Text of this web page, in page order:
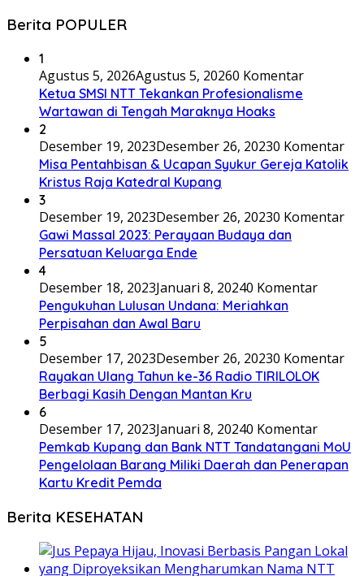
Berita POPULER
1
Agustus 5, 2026Agustus 5, 20260 Komentar
Ketua SMSI NTT Tekankan Profesionalisme
Wartawan di Tengah Maraknya Hoaks
2
Desember 19, 2023Desember 26, 20230 Komentar
Misa Pentahbisan & Ucapan Syukur Gereja Katolik
Kristus Raja Katedral Kupang
3
Desember 19, 2023Desember 26, 20230 Komentar
Gawi Massal 2023: Perayaan Budaya dan
Persatuan Keluarga Ende
4
Desember 18, 2023Januari 8, 20240 Komentar
Pengukuhan Lulusan Undana: Meriahkan
Perpisahan dan Awal Baru
5
Desember 17, 2023Desember 26, 20230 Komentar
Rayakan Ulang Tahun ke-36 Radio TIRILOLOK
Berbagi Kasih Dengan Mantan Kru
6
Desember 17, 2023Januari 8, 20240 Komentar
Pemkab Kupang dan Bank NTT Tandatangani MoU
Pengelolaan Barang Miliki Daerah dan Penerapan
Kartu Kredit Pemda
Berita KESEHATAN